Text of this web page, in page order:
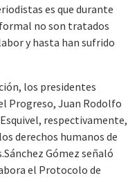
es que durante
no son tratados
y hasta han sufrido
los presidentes
Progreso, Juan Rodolfo
respectivamente,
derechos humanos de
Gómez señaló
el Protocolo de